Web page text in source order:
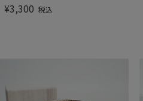
¥3,300 税込